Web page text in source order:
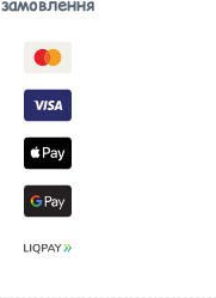
замовлення